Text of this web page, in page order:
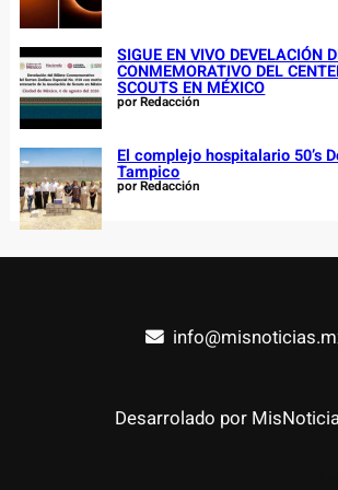
SIGUE EN VIVO DEVELACIÓN
CONMEMORATIVO DEL
SCOUTS EN MÉXICO
por Redacción
El complejo hospitalario 50’s
Tampico
por Redacción
Desarrolado por